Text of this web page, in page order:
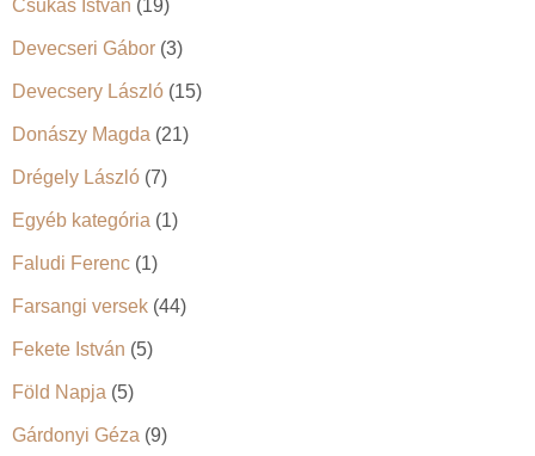
Csukás István (19)
Devecseri Gábor (3)
Devecsery László (15)
Donászy Magda (21)
Drégely László (7)
Egyéb kategória (1)
Faludi Ferenc (1)
Farsangi versek (44)
Fekete István (5)
Föld Napja (5)
Gárdonyi Géza (9)